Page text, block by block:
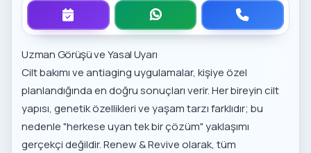
Uzman Görüşü ve Yasal Uyarı
Cilt bakımı ve antiaging uygulamalar, kişiye özel
planlandığında en doğru sonuçları verir. Her bireyin cilt
yapısı, genetik özellikleri ve yaşam tarzı farklıdır; bu
nedenle "herkese uyan tek bir çözüm" yaklaşımı
gerçekçi değildir. Renew & Revive olarak, tüm